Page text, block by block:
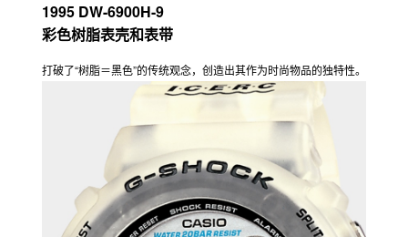
1995 DW-6900H-9
彩色树脂表壳和表带
打破了“树脂＝黑色”的传统观念，创造出其作为时尚物品的独特性。